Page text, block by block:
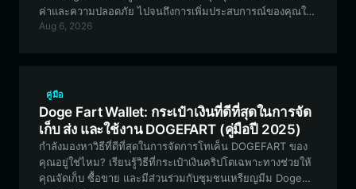
ค่าและความปลอดภัย ไปจนถึงการเพิ่มประสบการณ์ของคุณให้
สูงสุดสำหรับโปรเจกต์มีมที่ขับเคลื่อนโดยชุมชนบนเครือข่าย
Aug 6, 2026
คู่มือ
Doge Fart Wallet: กระเป๋าเงินที่ดีที่สุดในการจัด
เก็บ ส่ง และใช้งาน DOGEFART (คู่มือปี 2025)
กำลังมองหาวิธีที่ดีที่สุดในการจัดการโทเค็น DOGEFART ของ
คุณอยู่ใช่ไหม? เรียนรู้วิธีที่กระเป๋าเงินคริปโตเฉพาะทางช่วยให้
คุณจัดเก็บ ซื้อขาย และมีส่วนร่วมกับชุมชนเหรียญมีม Doge